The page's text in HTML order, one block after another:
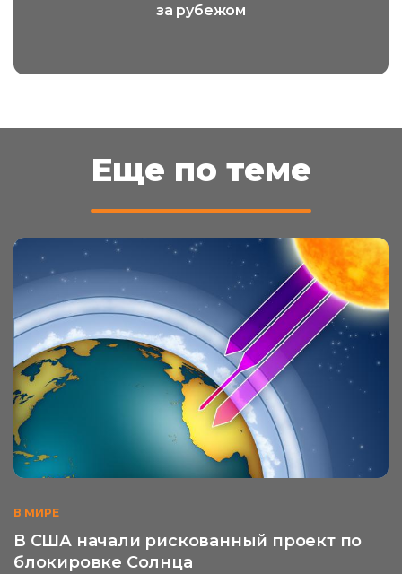
за рубежом
Еще по теме
В МИРЕ
В США начали рискованный проект по
блокировке Солнца